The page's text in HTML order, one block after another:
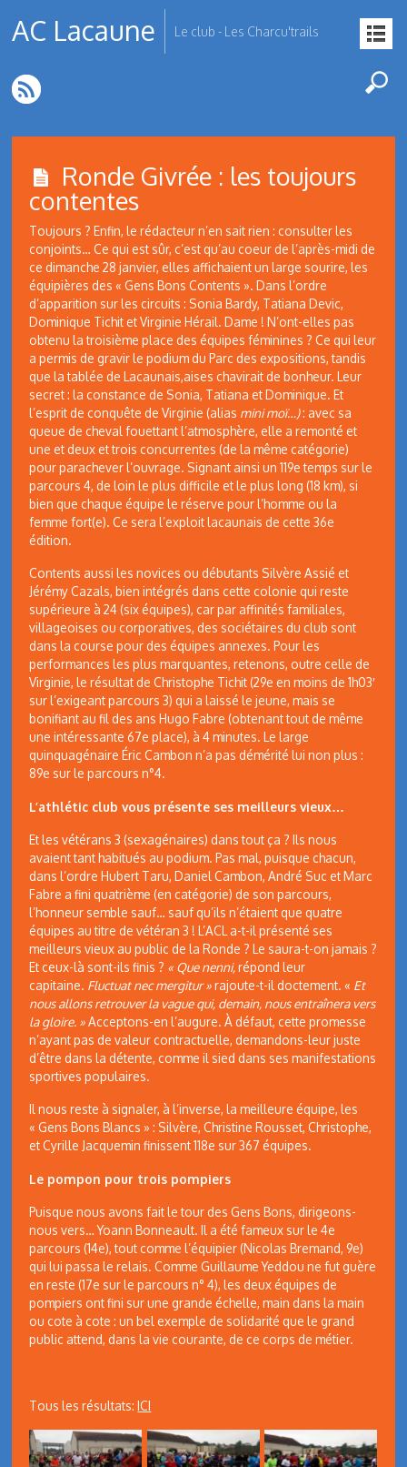
AC Lacaune Le club - Les Charcu'trails
Ronde Givrée : les toujours
contentes
Toujours ? Enfin, le rédacteur n’en sait rien : consulter les
conjoints… Ce qui est sûr, c’est qu’au coeur de l’après-midi de
ce dimanche 28 janvier, elles affichaient un large sourire, les
équipières des « Gens Bons Contents ». Dans l’ordre
d’apparition sur les circuits : Sonia Bardy, Tatiana Devic,
Dominique Tichit et Virginie Hérail. Dame ! N’ont-elles pas
obtenu la troisième place des équipes féminines ? Ce qui leur
a permis de gravir le podium du Parc des expositions, tandis
que la tablée de Lacaunais,aises chavirait de bonheur. Leur
secret : la constance de Sonia, Tatiana et Dominique. Et
l’esprit de conquête de Virginie (alias mini moï…): avec sa
queue de cheval fouettant l’atmosphère, elle a remonté et
une et deux et trois concurrentes (de la même catégorie)
pour parachever l’ouvrage. Signant ainsi un 119e temps sur le
parcours 4, de loin le plus difficile et le plus long (18 km), si
bien que chaque équipe le réserve pour l’homme ou la
femme fort(e). Ce sera l’exploit lacaunais de cette 36e
édition.
Contents aussi les novices ou débutants Silvère Assié et
Jérémy Cazals, bien intégrés dans cette colonie qui reste
supérieure à 24 (six équipes), car par affinités familiales,
villageoises ou corporatives, des sociétaires du club sont
dans la course pour des équipes annexes. Pour les
performances les plus marquantes, retenons, outre celle de
Virginie, le résultat de Christophe Tichit (29e en moins de 1h03′
sur l’exigeant parcours 3) qui a laissé le jeune, mais se
bonifiant au fil des ans Hugo Fabre (obtenant tout de même
une intéressante 67e place), à 4 minutes. Le large
quinquagénaire Éric Cambon n’a pas démérité lui non plus :
89e sur le parcours n°4.
L’athlétic club vous présente ses meilleurs vieux…
Et les vétérans 3 (sexagénaires) dans tout ça ? Ils nous
avaient tant habitués au podium. Pas mal, puisque chacun,
dans l’ordre Hubert Taru, Daniel Cambon, André Suc et Marc
Fabre a fini quatrième (en catégorie) de son parcours,
l’honneur semble sauf… sauf qu’ils n’étaient que quatre
équipes au titre de vétéran 3 ! L’ACL a-t-il présenté ses
meilleurs vieux au public de la Ronde ? Le saura-t-on jamais ?
Et ceux-là sont-ils finis ? «Que nenni,répond leur
capitaine. Fluctuat nec mergitur »rajoute-t-il doctement. « Et
nous allons retrouver la vague qui, demain, nous entraînera vers
la gloire. »Acceptons-en l’augure. À défaut, cette promesse
n’ayant pas de valeur contractuelle, demandons-leur juste
d’être dans la détente, comme il sied dans ses manifestations
sportives populaires.
Il nous reste à signaler, à l’inverse, la meilleure équipe, les
« Gens Bons Blancs » : Silvère, Christine Rousset, Christophe,
et Cyrille Jacquemin finissent 118e sur 367 équipes.
Le pompon pour trois pompiers
Puisque nous avons fait le tour des Gens Bons, dirigeons-
nous vers… Yoann Bonneault. Il a été fameux sur le 4e
parcours (14e), tout comme l’équipier (Nicolas Bremand, 9e)
qui lui passa le relais. Comme Guillaume Yeddou ne fut guère
en reste (17e sur le parcours n° 4), les deux équipes de
pompiers ont fini sur une grande échelle, main dans la main
ou cote à cote : un bel exemple de solidarité que le grand
public attend, dans la vie courante, de ce corps de métier.
Tous les résultats:ICI